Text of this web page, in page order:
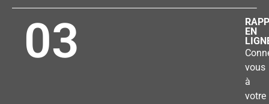
03
EN
vous
à
votre